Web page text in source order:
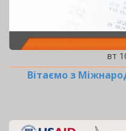
вт
Вітаємо з